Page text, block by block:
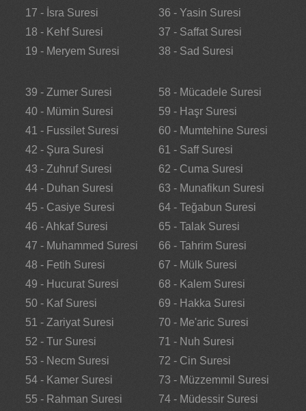
17 - İsra Suresi
18 - Kehf Suresi
19 - Meryem Suresi
36 - Yasin Suresi
37 - Saffat Suresi
38 - Sad Suresi
39 - Zumer Suresi
40 - Mümin Suresi
41 - Fussilet Suresi
42 - Şura Suresi
43 - Zuhruf Suresi
44 - Duhan Suresi
45 - Casiye Suresi
46 - Ahkaf Suresi
47 - Muhammed Suresi
48 - Fetih Suresi
49 - Hucurat Suresi
50 - Kaf Suresi
51 - Zariyat Suresi
52 - Tur Suresi
53 - Necm Suresi
54 - Kamer Suresi
55 - Rahman Suresi
58 - Mücadele Suresi
59 - Haşr Suresi
60 - Mumtehine Suresi
61 - Saff Suresi
62 - Cuma Suresi
63 - Munafikun Suresi
64 - Teğabun Suresi
65 - Talak Suresi
66 - Tahrim Suresi
67 - Mülk Suresi
68 - Kalem Suresi
69 - Hakka Suresi
70 - Me'aric Suresi
71 - Nuh Suresi
72 - Cin Suresi
73 - Müzzemmil Suresi
74 - Müdessir Suresi